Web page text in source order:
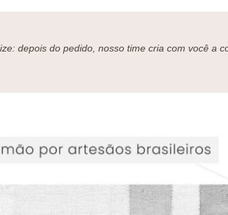
depois do pedido, nosso time cria com você a